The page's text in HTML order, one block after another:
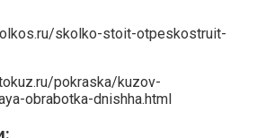
skolko-stoit-otpeskostruit-
pokraska/kuzov-
obrabotka-dnishha.html